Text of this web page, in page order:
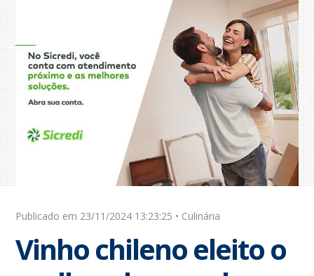
Publicado em 23/11/2024 13:23:25 • Culinária
Vinho chileno eleito o